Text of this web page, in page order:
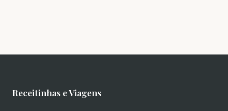
Receitinhas e Viagens